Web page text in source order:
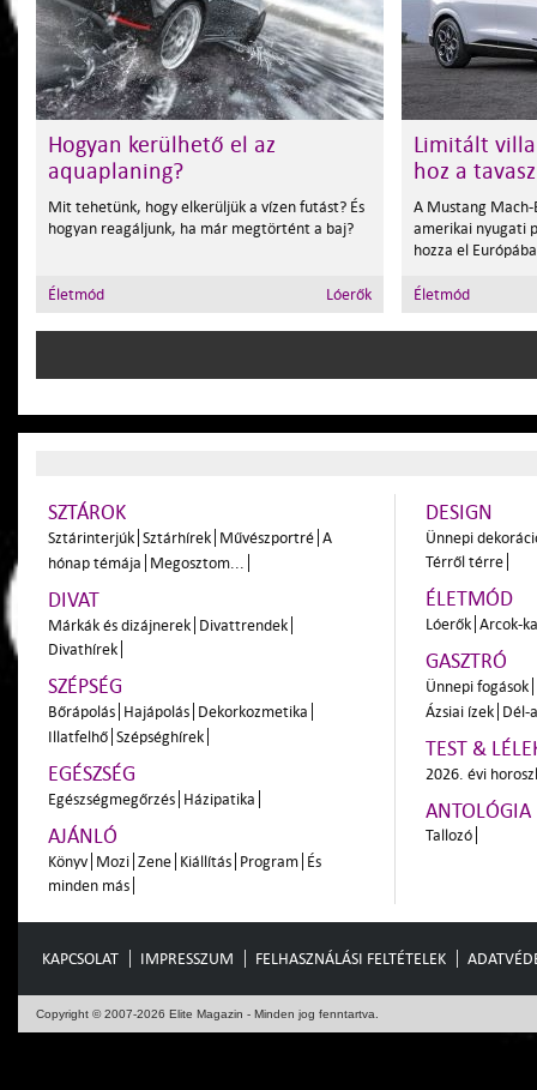
Hogyan kerülhető el az
aquaplaning?
Mit tehetünk, hogy elkerüljük a vízen futást? És
hogyan reagáljunk, ha már megtörtént a baj?
Életmód Lóerők
Limitált
hoz a tavasz
A Mustang Mach-
amerikai nyugati
hozza el
Életmód
SZTÁROK
Sztárinterjúk Sztárhírek Művészportré A
hónap témája Megosztom...
DIVAT
Márkák és dizájnerek Divattrendek
Divathírek
SZÉPSÉG
Bőrápolás Hajápolás Dekorkozmetika
Illatfelhő Szépséghírek
EGÉSZSÉG
Egészségmegőrzés Házipatika
AJÁNLÓ
Könyv Mozi Zene Kiállítás Program És
minden más
DESIGN
Ünnepi
Térről térre
ÉLETMÓD
Lóerők Arcok-
GASZTRÓ
Ünnepi fogások
Ázsiai ízek Dél-
TEST &
2026. évi
ANTOLÓGIA
Tallozó
KAPCSOLAT IMPRESSZUM FELHASZNÁLÁSI FELTÉTELEK
Copyright © 2007-2026 Elite Magazin - Minden jog fenntartva.